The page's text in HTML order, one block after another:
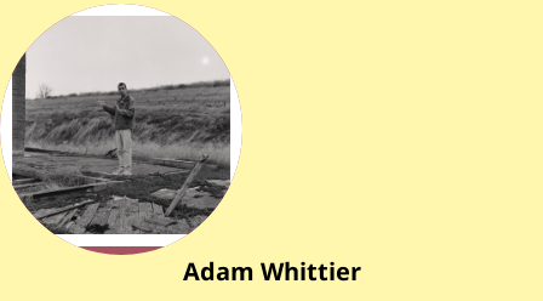
Adam Whittier